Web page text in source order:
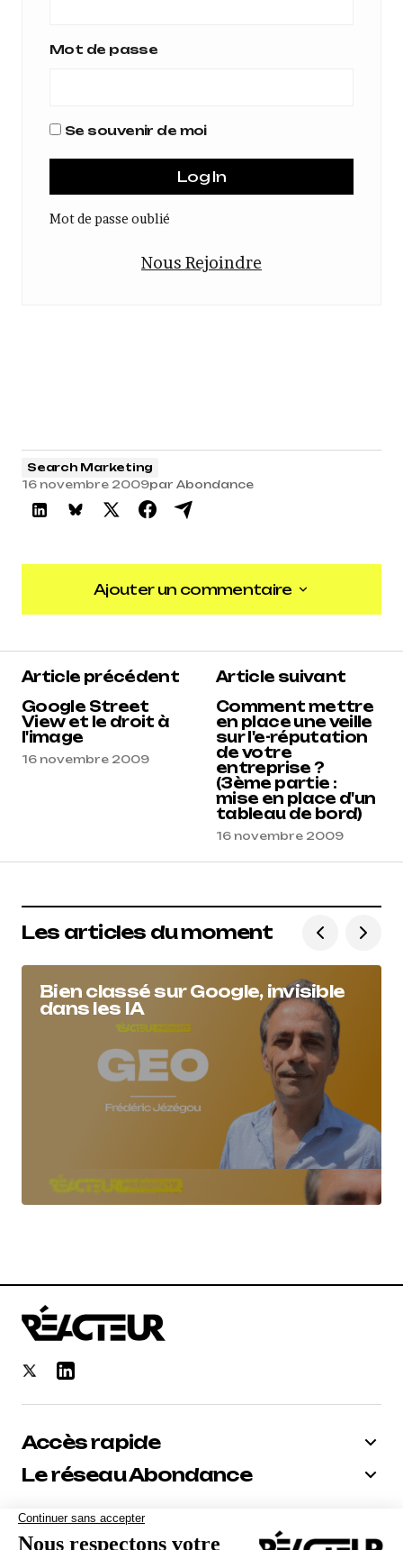
Mot de passe
Se souvenir de moi
Mot de passe oublié
Nous Rejoindre
Search Marketing
16 novembre 2009par Abondance
Ajouter un commentaire
Ajouter un commentaire
Article précédent
Google Street
View et le droit à
l'image
16 novembre 2009
Article suivant
Comment mettre
en place une veille
sur l'e-réputation
de votre
entreprise ?
(3ème partie :
mise en place d'un
tableau de bord)
16 novembre 2009
Les articles du moment
Bien classé sur Google, invisible
dans les IA
Accès rapide
Le réseau Abondance